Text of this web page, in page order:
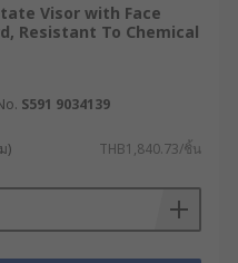
พื่อป้องกันใบหน้า
ตรายที่อาจเกิดจาก
เปื้อนที่อาจก่อให้เกิด
ดยเฉพาะในพื้นที่ที่มี
ร่วมกับอุปกรณ์
ด้ เช่น แว่นตานิรภัย
ะเครื่องป้องกันการ
Visor with Face
Resistant To Chemical
S591 9034139
) THB1,840.73/ชิ้น